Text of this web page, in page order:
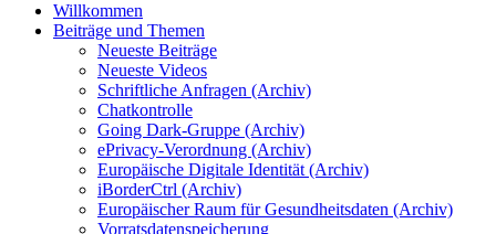
Willkommen
Beiträge und Themen
Neueste Beiträge
Neueste Videos
Schriftliche Anfragen (Archiv)
Chatkontrolle
Going Dark-Gruppe (Archiv)
ePrivacy-Verordnung (Archiv)
Europäische Digitale Identität (Archiv)
iBorderCtrl (Archiv)
Europäischer Raum für Gesundheitsdaten (Archiv)
Vorratsdatenspeicherung